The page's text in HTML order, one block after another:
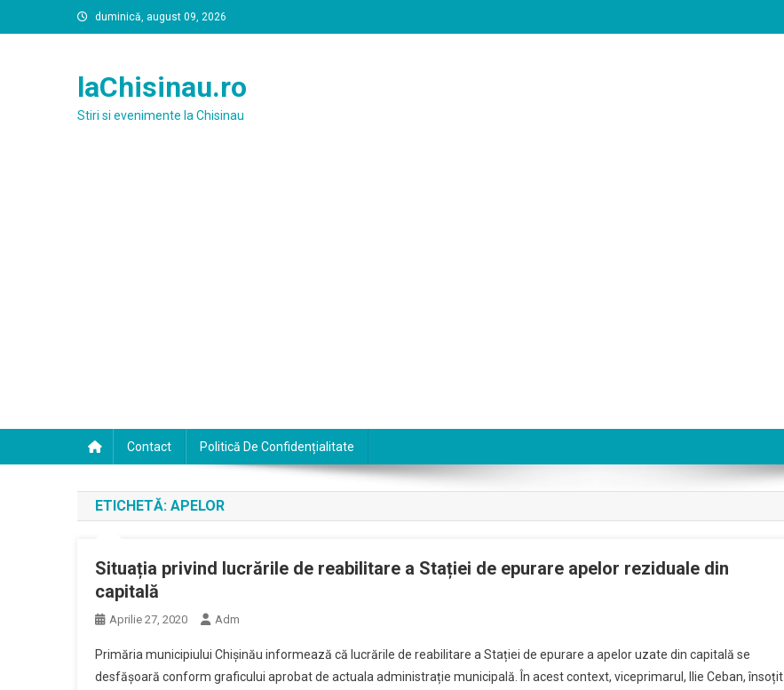
to
duminică, august 09, 2026
laChisinau.ro
Stiri si evenimente la Chisinau
Contact Politică De Confidențialitate
ETICHETĂ: APELOR
Situația privind lucrările de reabilitare a Stației de epurare apelor reziduale din
capitală
Aprilie 27, 2020 Adm
Primăria municipiului Chișinău informează că lucrările de reabilitare a Stației de epurare a apelor uzate din capitală se
desfășoară conform graficului aprobat de actuala administrație municipală. În acest context, viceprimarul, Ilie Ceban, însoțit